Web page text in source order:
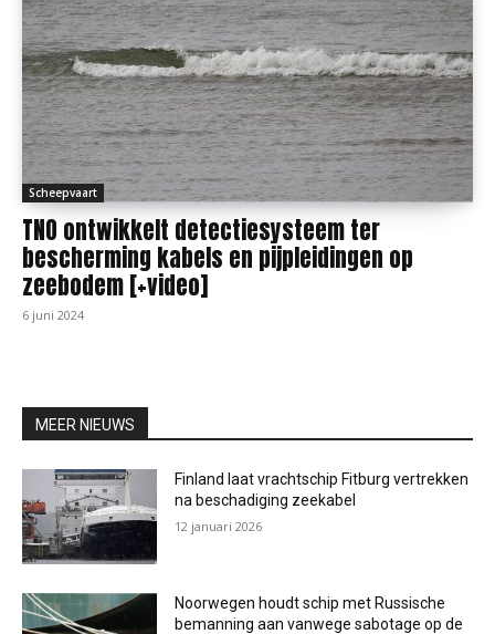
Scheepvaart
TNO ontwikkelt detectiesysteem ter
bescherming kabels en pijpleidingen op
zeebodem [+video]
6 juni 2024
MEER NIEUWS
Finland laat vrachtschip Fitburg vertrekken
na beschadiging zeekabel
12 januari 2026
Noorwegen houdt schip met Russische
bemanning aan vanwege sabotage op de